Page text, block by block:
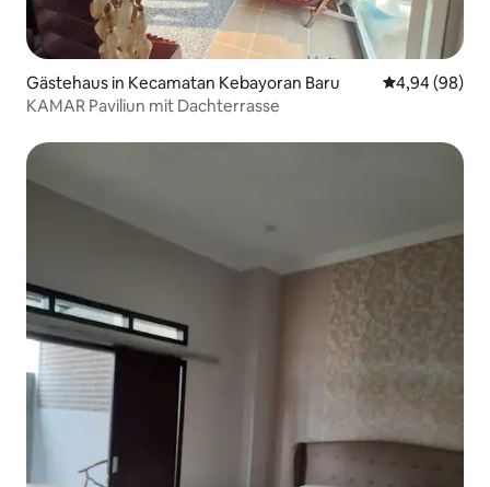
Gästehaus in Kecamatan Kebayoran Baru
4,94 (98)
KAMAR Paviliun mit Dachterrasse